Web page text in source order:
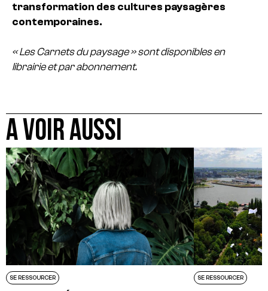
transformation des cultures paysagères
contemporaines.
« Les Carnets du paysage » sont disponibles en
librairie et par abonnement.
A VOIR AUSSI
SE RESSOURCER SE RESSOURCER